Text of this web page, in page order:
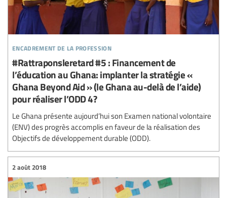
encadrement de la profession
#Rattraponsleretard #5 : Financement de
l’éducation au Ghana: implanter la stratégie «
Ghana Beyond Aid » (le Ghana au-delà de l’aide)
pour réaliser l’ODD 4?
Le Ghana présente aujourd’hui son Examen national volontaire
(ENV) des progrès accomplis en faveur de la réalisation des
Objectifs de développement durable (ODD).
2 août 2018